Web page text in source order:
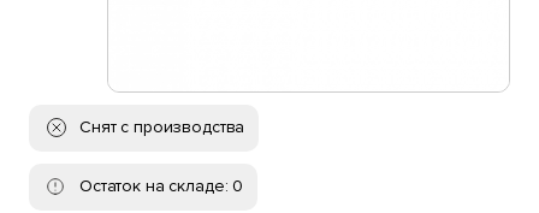
Снят с производства
Остаток на складе: 0